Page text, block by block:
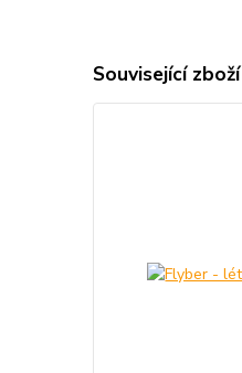
Související zboží